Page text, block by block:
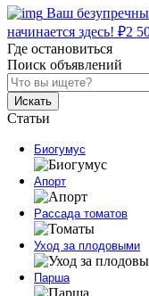
Ваш
начинается здесь! ₽2
Где остановиться
Поиск объявлений
Искать
Статьи
Биогумус
Апорт
Рассада томатов
Уход за плодовыми
Парша